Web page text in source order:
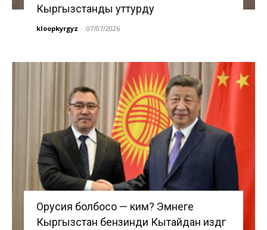
Кыргызстанды уттурду
kloopkyrgyz - 07/07/2026
Орусия болбосо — ким? Эмнеге
Кыргызстан бензинди Кытайдан издөөгө